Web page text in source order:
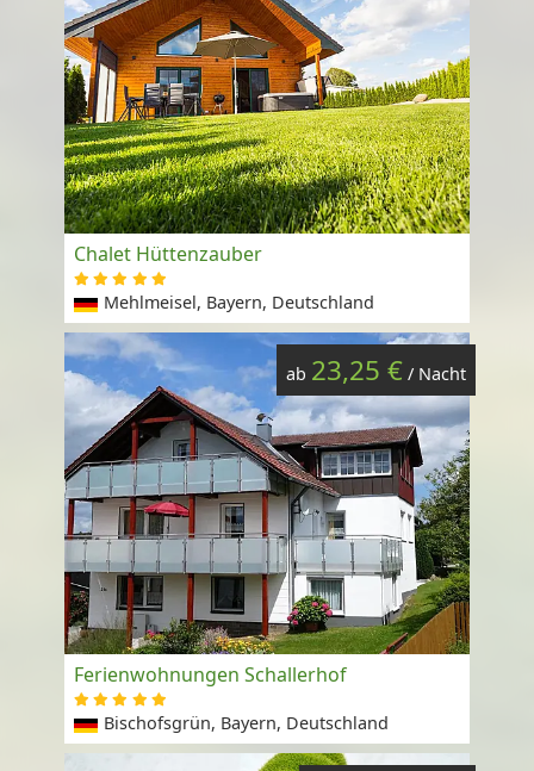
Chalet Hüttenzauber
Mehlmeisel, Bayern, Deutschland
ab 23,25 € / Nacht
Ferienwohnungen Schallerhof
Bischofsgrün, Bayern, Deutschland